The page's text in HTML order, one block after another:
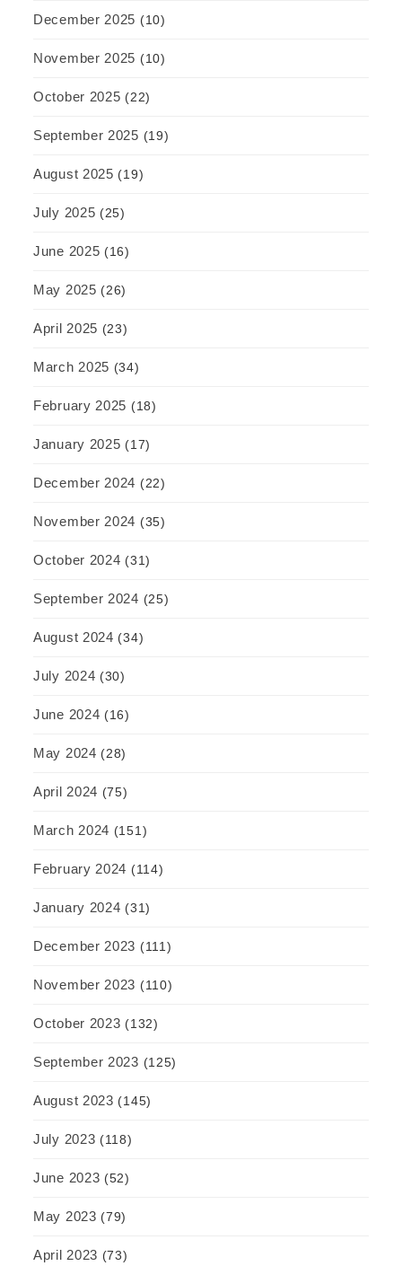
December 2025 (10)
November 2025 (10)
October 2025 (22)
September 2025 (19)
August 2025 (19)
July 2025 (25)
June 2025 (16)
May 2025 (26)
April 2025 (23)
March 2025 (34)
February 2025 (18)
January 2025 (17)
December 2024 (22)
November 2024 (35)
October 2024 (31)
September 2024 (25)
August 2024 (34)
July 2024 (30)
June 2024 (16)
May 2024 (28)
April 2024 (75)
March 2024 (151)
February 2024 (114)
January 2024 (31)
December 2023 (111)
November 2023 (110)
October 2023 (132)
September 2023 (125)
August 2023 (145)
July 2023 (118)
June 2023 (52)
May 2023 (79)
April 2023 (73)